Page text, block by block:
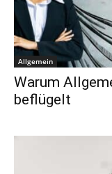
Allgemein
Warum
beflügelt